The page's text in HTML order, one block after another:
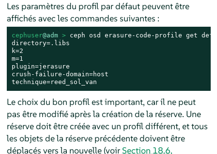
Les paramètres du profil par défaut peuvent être
affichés avec les commandes suivantes :
cephuser@adm > ceph osd erasure-code-profile get
directory=.libs
k=2
m=1
plugin=jerasure
crush-failure-domain=host
technique=reed_sol_van
Le choix du bon profil est important, car il ne peut
pas être modifié après la création de la réserve. Une
réserve doit être créée avec un profil différent, et tous
les objets de la réserve précédente doivent être
déplacés vers la nouvelle (voirSection 18.6,